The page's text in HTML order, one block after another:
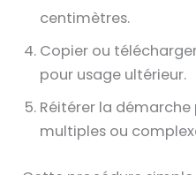
centimètres.
Copier ou
pour usage ultérieur.
Réitérer la
multiples ou